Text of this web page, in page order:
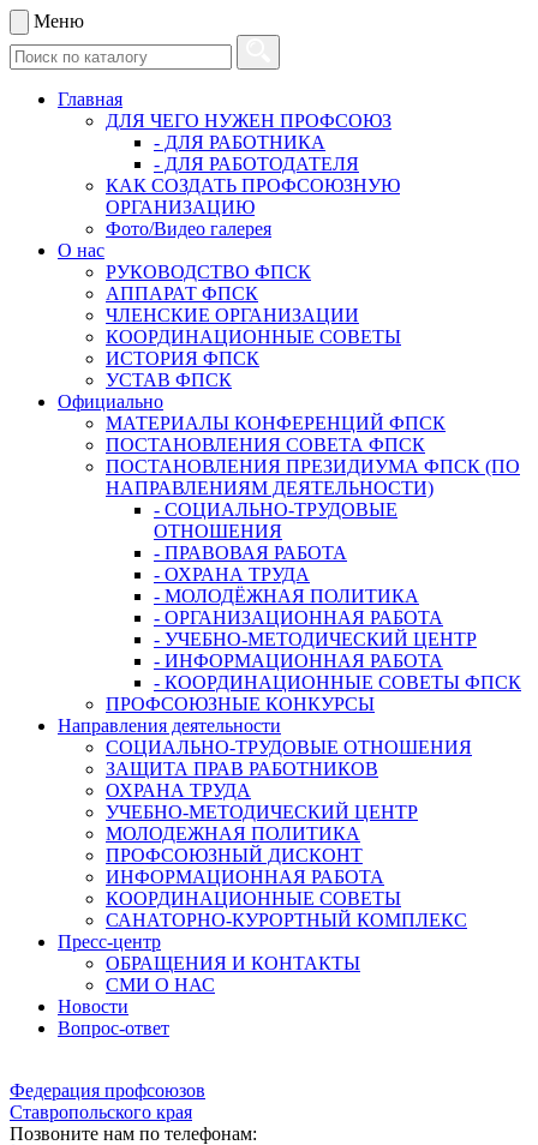
Меню
Главная
ДЛЯ ЧЕГО НУЖЕН ПРОФСОЮЗ
- ДЛЯ РАБОТНИКА
- ДЛЯ РАБОТОДАТЕЛЯ
КАК СОЗДАТЬ ПРОФСОЮЗНУЮ
ОРГАНИЗАЦИЮ
Фото/Видео галерея
О нас
РУКОВОДСТВО ФПСК
АППАРАТ ФПСК
ЧЛЕНСКИЕ ОРГАНИЗАЦИИ
КООРДИНАЦИОННЫЕ СОВЕТЫ
ИСТОРИЯ ФПСК
УСТАВ ФПСК
Официально
МАТЕРИАЛЫ КОНФЕРЕНЦИЙ ФПСК
ПОСТАНОВЛЕНИЯ СОВЕТА ФПСК
ПОСТАНОВЛЕНИЯ ПРЕЗИДИУМА ФПСК (ПО
НАПРАВЛЕНИЯМ ДЕЯТЕЛЬНОСТИ)
- СОЦИАЛЬНО-ТРУДОВЫЕ
ОТНОШЕНИЯ
- ПРАВОВАЯ РАБОТА
- ОХРАНА ТРУДА
- МОЛОДЁЖНАЯ ПОЛИТИКА
- ОРГАНИЗАЦИОННАЯ РАБОТА
- УЧЕБНО-МЕТОДИЧЕСКИЙ ЦЕНТР
- ИНФОРМАЦИОННАЯ РАБОТА
- КООРДИНАЦИОННЫЕ СОВЕТЫ ФПСК
ПРОФСОЮЗНЫЕ КОНКУРСЫ
Направления деятельности
СОЦИАЛЬНО-ТРУДОВЫЕ ОТНОШЕНИЯ
ЗАЩИТА ПРАВ РАБОТНИКОВ
ОХРАНА ТРУДА
УЧЕБНО-МЕТОДИЧЕСКИЙ ЦЕНТР
МОЛОДЕЖНАЯ ПОЛИТИКА
ПРОФСОЮЗНЫЙ ДИСКОНТ
ИНФОРМАЦИОННАЯ РАБОТА
КООРДИНАЦИОННЫЕ СОВЕТЫ
САНАТОРНО-КУРОРТНЫЙ КОМПЛЕКС
Пресс-центр
ОБРАЩЕНИЯ И КОНТАКТЫ
СМИ О НАС
Новости
Вопрос-ответ
Федерация профсоюзов
Ставропольского края
Позвоните нам по телефонам: